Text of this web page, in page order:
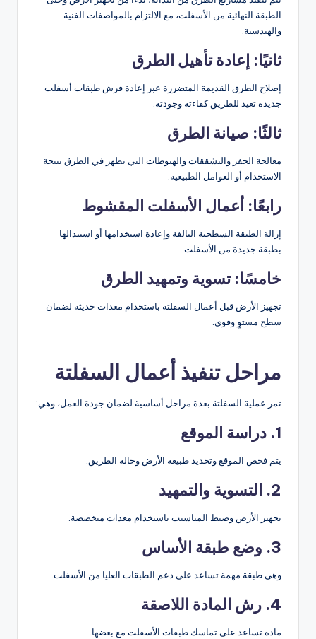
الطبقة النهائية من الأسفلت، مع الالتزام بالمواصفات الفنية
والهندسية.
ثانيًا: إعادة تأهيل الطرق
إصلاح الطرق القديمة المتضررة عبر إعادة فرش طبقات أسفلت
جديدة تعيد للطريق كفاءته وجودته.
ثالثًا: صيانة الطرق
معالجة الحفر والتشققات والهبوطات التي تظهر في الطرق نتيجة
الاستخدام أو العوامل الطبيعية.
رابعًا: أعمال الأسفلت المقشوط
إزالة الطبقة السطحية التالفة وإعادة استخدامها أو استبدالها
بطبقة جديدة من الأسفلت.
خامسًا: تسوية وتمهيد الطرق
تجهيز الأرض قبل أعمال السفلتة باستخدام معدات حديثة لضمان
سطح مستوٍ وقوي.
مراحل تنفيذ أعمال السفلتة
تمر عملية السفلتة بعدة مراحل أساسية لضمان جودة العمل، وهي:
1. دراسة الموقع
يتم فحص الموقع وتحديد طبيعة الأرض وحالة الطريق.
2. التسوية والتمهيد
تجهيز الأرض وضبط المناسيب باستخدام معدات متخصصة.
3. وضع طبقة الأساس
وهي طبقة مهمة تساعد على دعم الطبقات العليا من الأسفلت.
4. رش المادة اللاصقة
مادة تساعد على تماسك طبقات الأسفلت مع بعضها.